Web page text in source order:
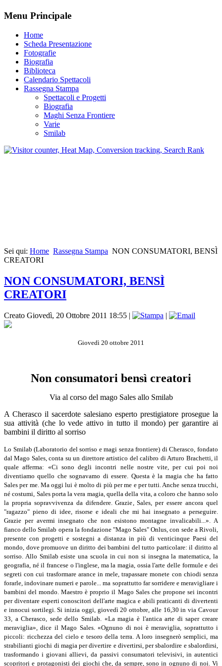
Menu Principale
Home
Scheda Presentazione
Fotografie
Biografia
Biblioteca
Calendario Spettacoli
Rassegna Stampa
Spettacoli e Progetti
Biografia
Maghi Senza Frontiere
Varie
Smilab
Sei qui: Home Rassegna Stampa NON CONSUMATORI, BENSÌ
CREATORI
NON CONSUMATORI, BENSÌ
CREATORI
Creato Giovedì, 20 Ottobre 2011 18:55 | |
Giovedì 20 ottobre 2011
Non consumatori bensì creatori
Via al corso del mago Sales allo Smilab
A Cherasco il sacerdote salesiano esperto prestigiatore prosegue la
sua attività (che lo vede attivo in tutto il mondo) per garantire ai
bambini il diritto al sorriso
Lo Smilab (Laboratorio del sorriso e magi senza frontiere) di Cherasco, fondato
dal Mago Sales, conta su un direttore artistico del calibro di Arturo Brachetti, il
quale afferma: «Ci sono degli incontri nelle nostre vite, per cui poi noi
diventiamo quello che sognavamo di essere. Questa è la magia che ha fatto
Sales per me. Ma oggi lui è molto di più per me e per tutti. Anche senza trucchi,
né costumi, Sales porta la vera magia, quella della vita, a coloro che hanno solo
la propria sopravvivenza da difen­dere. Grazie, Sales, per essere anco­ra quel
"ragazzo" pieno di idee, risorse e ideali che mi hai insegnato a perseguire.
Grazie per avermi insegnato che non esistono monta­gne invalicabili...». A
fianco dello Smilab opera la fondazione "Mago Sales" Onlus, con sede a Rivoli,
presente con progetti e sostegni a distanza in più di venticinque Paesi del
mondo, dove promuove un diritto dei bambini del tutto particolare: il diritto al
sorriso. Allo Smilab esiste una scuola in cui non si insegna la matematica, la
geografia, né il francese o l'ingle­se, ma la magia, ossia l'arte delle formule e dei
segreti con cui tra­sformare arance in mele, trapassa­re monete con chiodi senza
forar­le, indovinare numeri e parole... ma soprattutto far sorridere e meravigliare i
bambini del mondo. Maestro è proprio il Mago Sales che propone sei incontri
per diven­tare esperti conoscitori dell'arte magica e abili praticanti di diver­tenti
e innocui sortilegi. Si inizia oggi, giovedì 20 ottobre, alle 16,30 in via Cavour
33, a Cherasco, sede dello Smilab. «La magia è l'antica arte di saper creare
meraviglia», dice il Mago Sales. «Ognuno di noi è meraviglia, soprattutto i
piccoli: ricchezza del cielo e tesoro della terra. A loro insegnerò semplici, ma
strabilianti giochi di magia per divertire e divertirsi, per sbalordire e sbalor­dirsi,
trasformando i giovani allie­vi, da passivi consumatori televisi­vi, in autentici
scopritori e protago­nisti dei giochi che, da sempre, sono in ognuno di noi. Vi